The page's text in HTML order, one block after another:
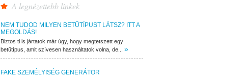
A legnézettebb linkek
NEM TUDOD MILYEN BETŰTÍPUST LÁTSZ? ITT A
MEGOLDÁS!
Biztos ti is jártatok már úgy, hogy megtetszett egy
betűtípus, amit szívesen használtatok volna, de... »
FAKE SZEMÉLYISÉG GENERÁTOR